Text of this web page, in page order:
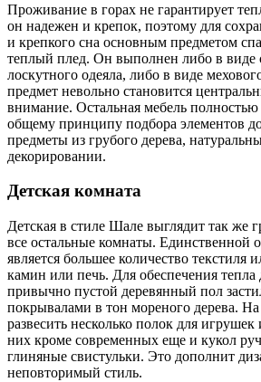
Проживание в горах не гарантирует
он надежен и крепок, поэтому для
и крепкого сна основным предметом
теплый плед. Он выполнен либо в виде
лоскутного одеяла, либо в виде
предмет невольно становится
внимание. Остальная мебель полностью
общему принципу подбора элементов
предметы из грубого дерева,
декорировании.
Детская комната
Детская в стиле Шале выглядит так же
все остальные комнаты. Единственной
является большее количество текстиля
камин или печь. Для обеспечения тепла
привычно пустой деревянный пол
покрывалами в тон мореного дерева.
развесить несколько полок для игрушек
них кроме современных еще и кукол
глиняные свистульки. Это дополнит
неповторимый стиль.